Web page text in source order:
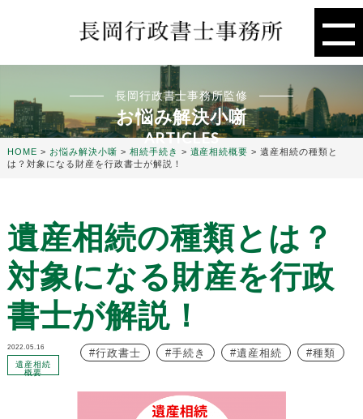
長岡行政書士事務所監修
お悩み解決小噺
ARTICLES
HOME > お悩み解決小噺 > 相続手続き > 遺産相続概要 >遺産相続の種類と
は？対象になる財産を行政書士が解説！
遺産相続の種類とは？
対象になる財産を行政
書士が解説！
2022.05.16
遺産相続
概要
行政書士 手続き 遺産相続 種類